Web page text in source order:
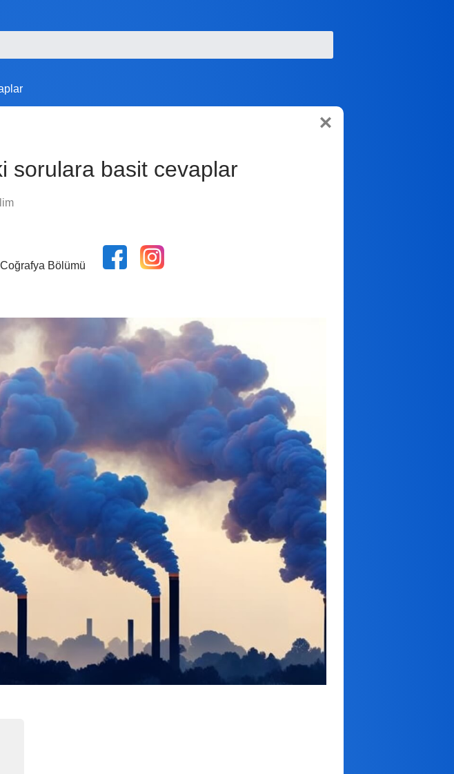
sorulara basit cevaplar
Bölümü